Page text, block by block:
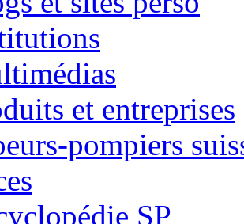
et entreprises
pompiers
SP